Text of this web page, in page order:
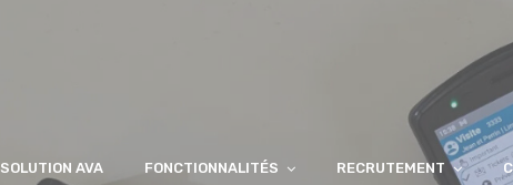
SOLUTION AVA FONCTIONNALITÉS RECRUTEMENT